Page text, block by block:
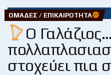
ΟΜΆΔΕΣ / ΕΠΙΚΑΙΡΌΤΗΤΑ
Ο Γαλάζιος…
στοχεύει πια